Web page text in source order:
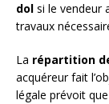
dol si le vendeur
travaux
La répartition
acquéreur fait
légale prévoit